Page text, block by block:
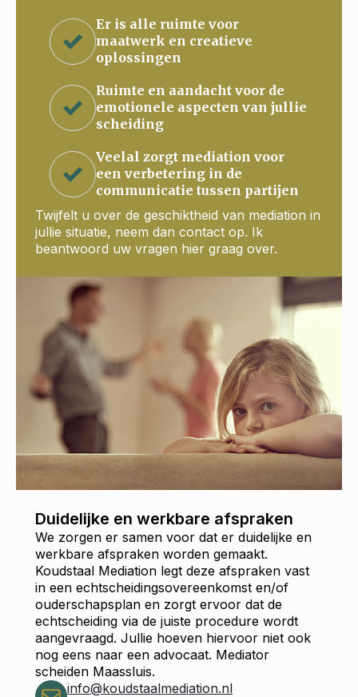
Er is alle ruimte voor
maatwerk en creatieve
oplossingen
Ruimte en aandacht voor de
emotionele aspecten van jullie
scheiding
Veelal zorgt mediation voor
een verbetering in de
communicatie tussen partijen
Twijfelt u over de geschiktheid van mediation in
jullie situatie, neem dan contact op. Ik
beantwoord uw vragen hier graag over.
Duidelijke en werkbare afspraken
We zorgen er samen voor dat er duidelijke en
werkbare afspraken worden gemaakt.
Koudstaal Mediation legt deze afspraken vast
in een echtscheidingsovereenkomst en/of
ouderschapsplan en zorgt ervoor dat de
echtscheiding via de juiste procedure wordt
aangevraagd. Jullie hoeven hiervoor niet ook
nog eens naar een advocaat. Mediator
scheiden Maassluis.
info@koudstaalmediation.nl